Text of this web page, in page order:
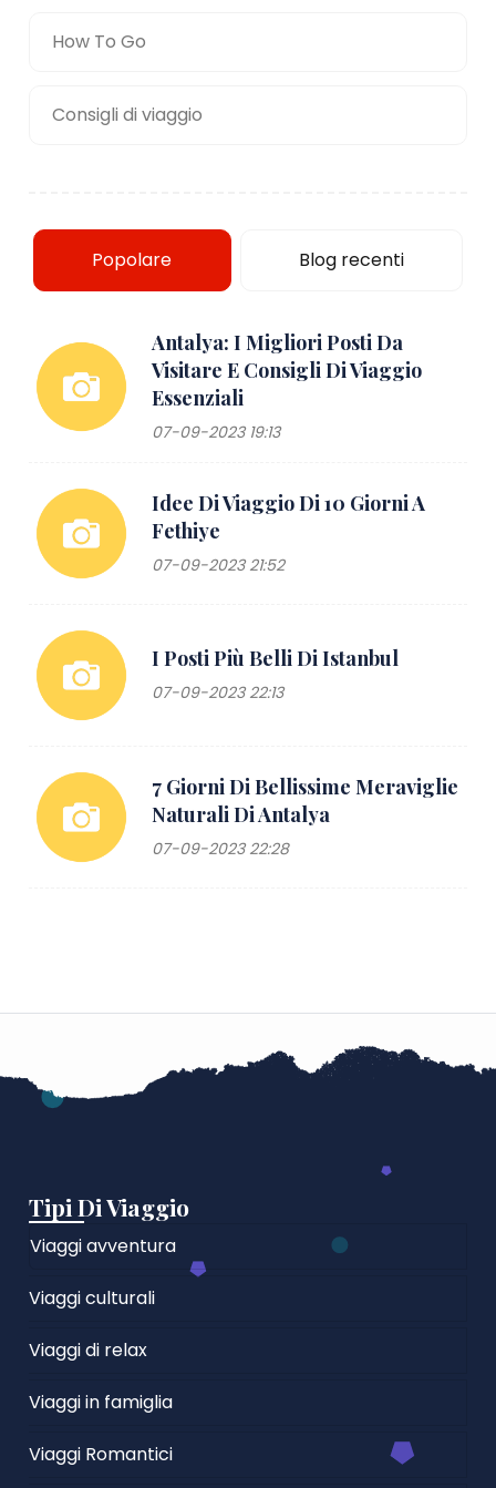
How To Go
Consigli di viaggio
Popolare Blog recenti
Antalya: I Migliori Posti Da
Visitare E Consigli Di Viaggio
Essenziali
07-09-2023 19:13
Idee Di Viaggio Di 10 Giorni A
Fethiye
07-09-2023 21:52
I Posti Più Belli Di Istanbul
07-09-2023 22:13
7 Giorni Di Bellissime Meraviglie
Naturali Di Antalya
07-09-2023 22:28
Tipi Di Viaggio
Viaggi avventura
Viaggi culturali
Viaggi di relax
Viaggi in famiglia
Viaggi Romantici